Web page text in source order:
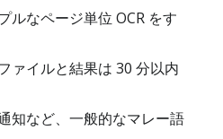
ルなページ単位 OCR をす
ァイルと結果は 30 分以内
知など、一般的なマレー語